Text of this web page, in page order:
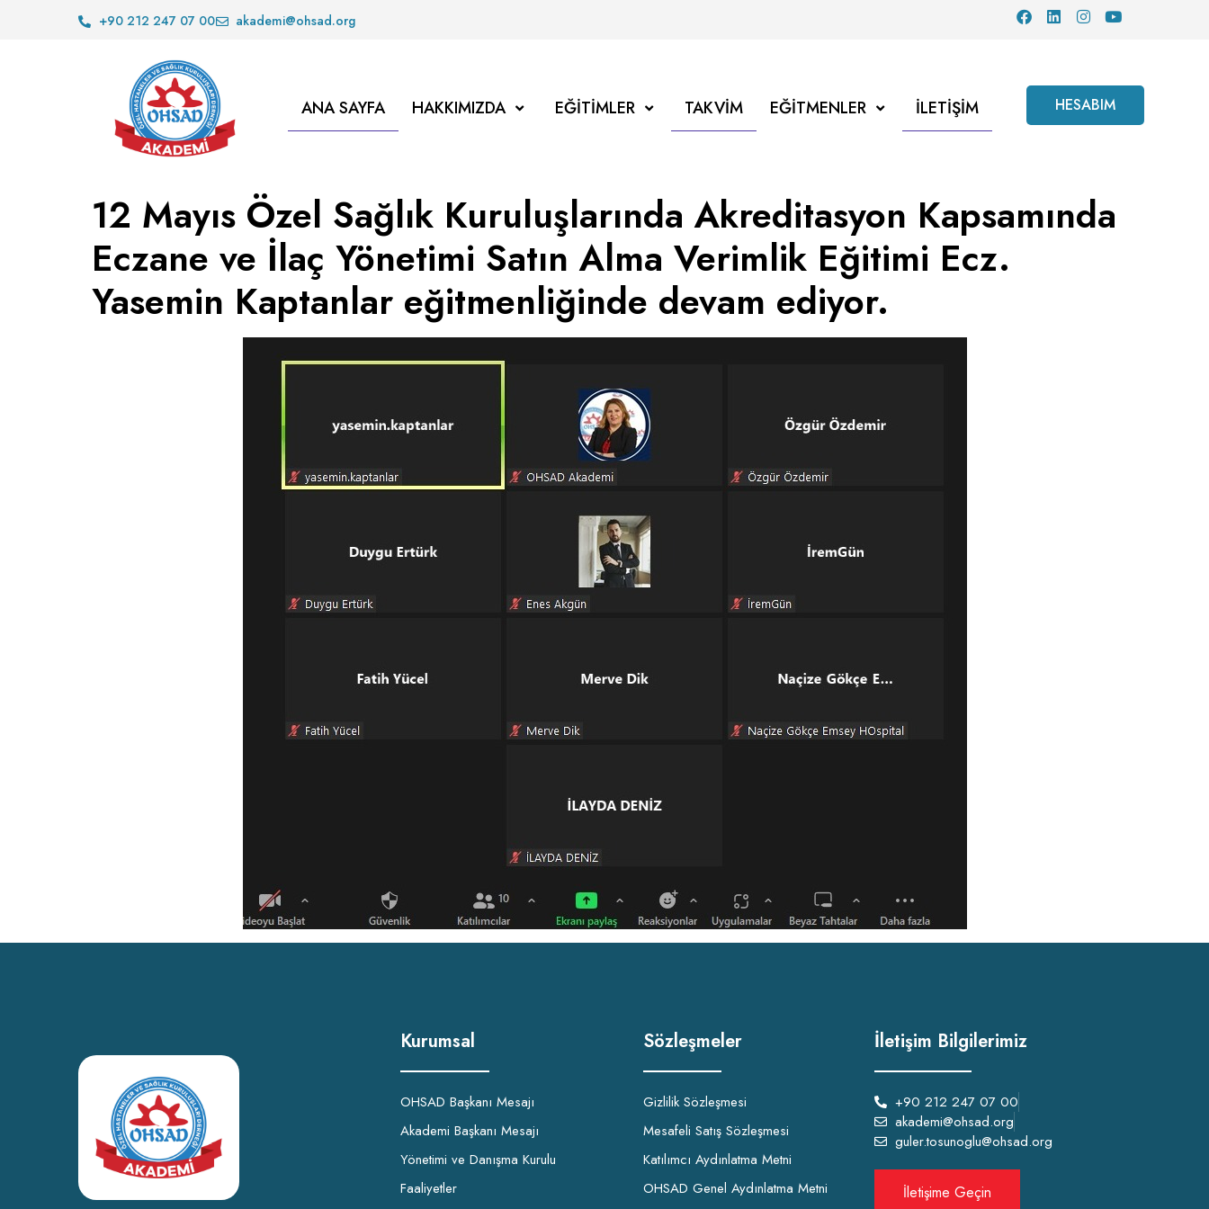
+90 212 247 07 00 akademi@ohsad.org
ANA SAYFA HAKKIMIZDA EĞITIMLER TAKVIM EĞITMENLER İLETIŞIM HESABIM
12 Mayıs Özel Sağlık Kuruluşlarında Akreditasyon Kapsamında
Eczane ve İlaç Yönetimi Satın Alma Verimlik Eğitimi Ecz.
Yasemin Kaptanlar eğitmenliğinde devam ediyor.
Kurumsal
OHSAD Başkanı Mesajı
Akademi Başkanı Mesajı
Yönetimi ve Danışma Kurulu
Faaliyetler
Sözleşmeler
Gizlilik Sözleşmesi
Mesafeli Satış Sözleşmesi
Katılımcı Aydınlatma Metni
OHSAD Genel Aydınlatma Metni
İletişim Bilgilerimiz
+90 212 247 07 00
akademi@ohsad.org
guler.tosunoglu@ohsad.org
İletişime Geçin